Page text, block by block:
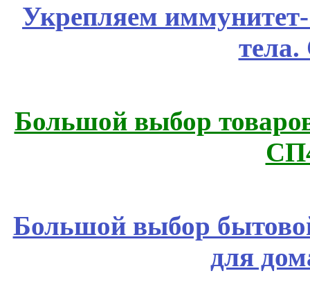
Укрепляем
Большой выбор
Большой выбор
для